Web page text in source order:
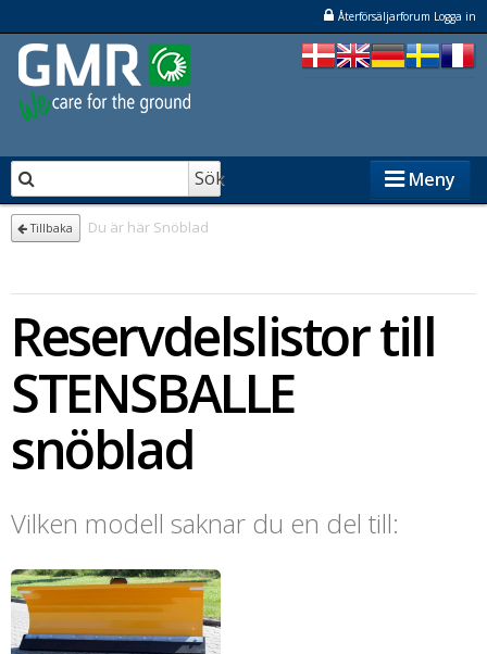
Återförsäljarforum Logga in
Sök Meny
STAMA
NESBO
Återförsäljare
Tillbaka Du är här Snöblad
Reservdelslistor till
STENSBALLE
snöblad
Vilken modell saknar du en del till: